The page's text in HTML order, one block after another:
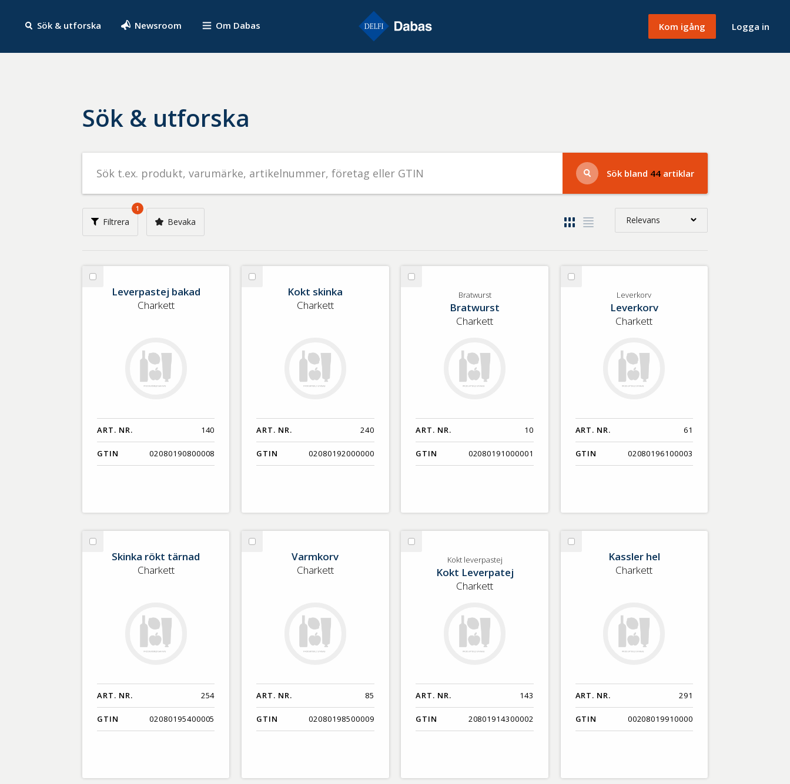
Sök & utforska Newsroom Om Dabas Kom igång Logga in
Sök & utforska
Sök
livsmedel
på
t.ex.
produkt,
varumärke,
GTIN
Sök bland 44 artiklar
Filtrera
1
Bevaka Relevans
Nyaste
Benämning A-Ö
Varumärken A-Ö
GTIN
Med bild först
Välj
Leverpastej
Leverpastej bakad
Charkett
ART. NR. 140
GTIN 02080190800008
Välj
Kokt skinka
Charkett
ART. NR. 240
GTIN 02080192000000
Välj
Bratwurst
Bratwurst
Charkett
ART. NR. 10
GTIN 02080191000001
Välj
Leverkorv
Leverkorv
Charkett
ART. NR. 61
GTIN 02080196100003
Välj
SkinkaSkinka rökt tärnad
Charkett
ART. NR. 254
GTIN 02080195400005
Välj
VarmkorvVarmkorv
Charkett
ART. NR. 85
GTIN 02080198500009
Välj
leverpastej
Kokt leverpastej
Kokt Leverpatej
Charkett
ART. NR. 143
GTIN 20801914300002
Välj
Kassler hel
Charkett
ART. NR. 291
GTIN 00208019910000